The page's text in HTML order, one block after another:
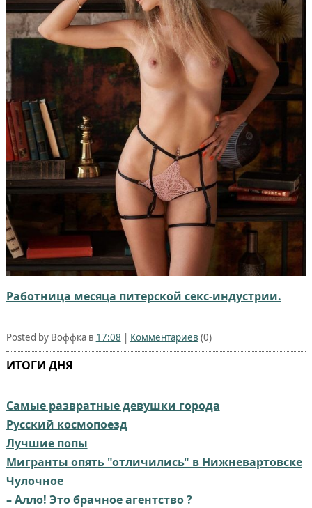
Работница месяца питерской секс-индустрии.
Posted by Воффка в 17:08 | Комментариев (0)
ИТОГИ ДНЯ
Самые развратные девушки города
Русский космопоезд
Лучшие попы
Мигранты опять "отличились" в Нижневартовске
Чулочное
– Алло! Это брачное агентство ?